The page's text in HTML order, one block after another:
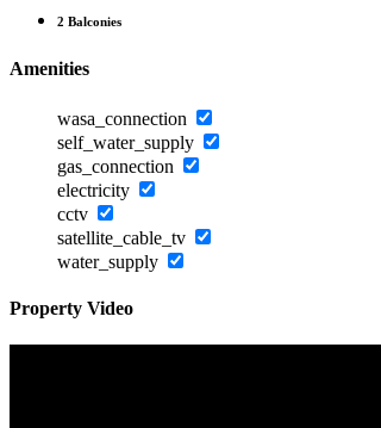
2 Balconies
Amenities
wasa_connection
self_water_supply
gas_connection
electricity
cctv
satellite_cable_tv
water_supply
Property Video